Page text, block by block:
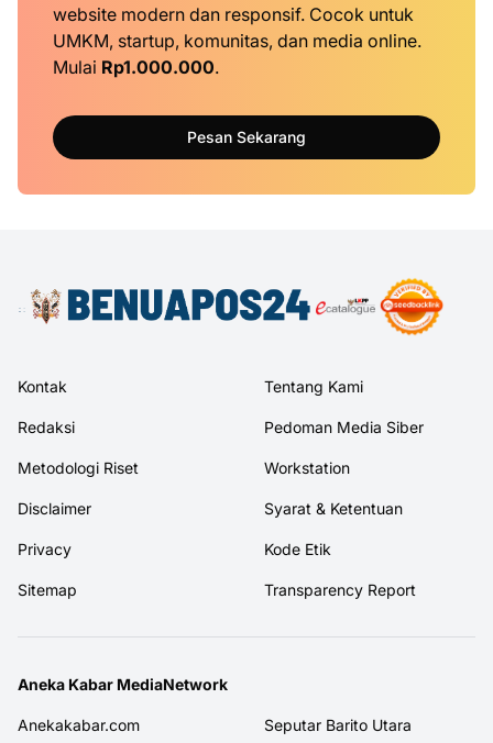
website modern dan responsif. Cocok untuk
UMKM, startup, komunitas, dan media online.
Mulai Rp1.000.000.
Pesan Sekarang
Kontak Tentang Kami
Redaksi Pedoman Media Siber
Metodologi Riset Workstation
Disclaimer Syarat & Ketentuan
Privacy Kode Etik
Sitemap Transparency Report
Aneka Kabar MediaNetwork
Anekakabar.com Seputar Barito Utara